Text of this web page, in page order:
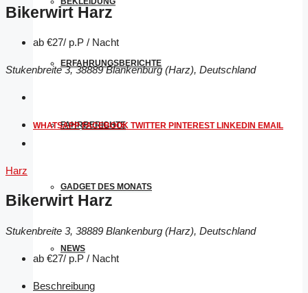
ERFAHRUNGSBERICHTE
FAHRBERICHTE
GADGET DES MONATS
NEWS
Bikerwirt Harz
ab €27/ p.P / Nacht
Stukenbreite 3, 38889 Blankenburg (Harz), Deutschland
WHATSAPP FACEBOOK TWITTER PINTEREST LINKEDIN EMAIL
Harz
Bikerwirt Harz
Stukenbreite 3, 38889 Blankenburg (Harz), Deutschland
ab €27/ p.P / Nacht
Beschreibung